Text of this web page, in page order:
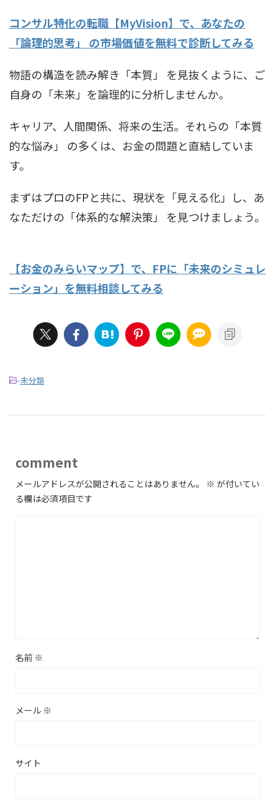
コンサル特化の転職【MyVision】で、あなたの
「論理的思考」 の市場価値を無料で診断してみる
物語の構造を読み解き「本質」 を見抜くように、ご
自身の「未来」を論理的に分析しませんか。
キャリア、人間関係、将来の生活。それらの「本質
的な悩み」 の多くは、お金の問題と直結していま
す。
まずはプロのFPと共に、現状を「見える化」し、あ
なただけの「体系的な解決策」 を見つけましょう。
【お金のみらいマップ】で、FPに「未来のシミュレ
ーション」を無料相談してみる
-未分類
comment
メールアドレスが公開されることはありません。 ※ が付いてい
る欄は必須項目です
名前 ※
メール ※
サイト